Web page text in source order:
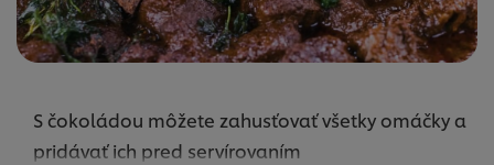
S čokoládou môžete zahusťovať všetky omáčky a
pridávať ich pred servírovaním